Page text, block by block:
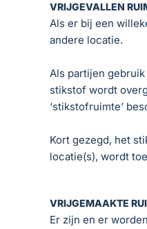
VRIJGEVALLEN
Als er bij een
andere locatie.
Als partijen
stikstof wordt
‘stikstofruimte’
Kort gezegd, het
locatie(s), wordt
VRIJGEMAAKTE
Er zijn en er